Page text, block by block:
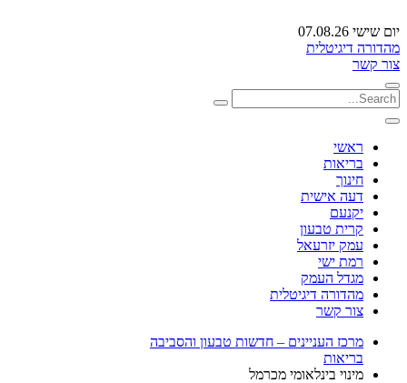
יום שישי 07.08.26
מהדורה דיגיטלית
צור קשר
ראשי
בריאות
חינוך
דעה אישית
יקנעם
קרית טבעון
עמק יזרעאל
רמת ישי
מגדל העמק
מהדורה דיגיטלית
צור קשר
מרכז העניינים – חדשות טבעון והסביבה
בריאות
מינוי בינלאומי מכרמל